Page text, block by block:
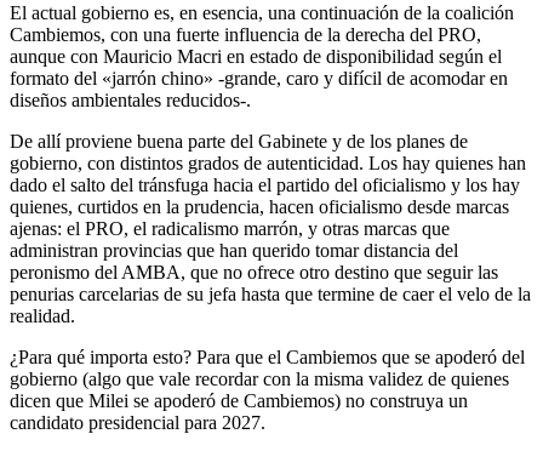
El actual gobierno es, en esencia, una continuación de la coalición
Cambiemos, con una fuerte influencia de la derecha del PRO,
aunque con Mauricio Macri en estado de disponibilidad según el
formato del «jarrón chino» -grande, caro y difícil de acomodar en
diseños ambientales reducidos-.
De allí proviene buena parte del Gabinete y de los planes de
gobierno, con distintos grados de autenticidad. Los hay quienes han
dado el salto del tránsfuga hacia el partido del oficialismo y los hay
quienes, curtidos en la prudencia, hacen oficialismo desde marcas
ajenas: el PRO, el radicalismo marrón, y otras marcas que
administran provincias que han querido tomar distancia del
peronismo del AMBA, que no ofrece otro destino que seguir las
penurias carcelarias de su jefa hasta que termine de caer el velo de la
realidad.
¿Para qué importa esto? Para que el Cambiemos que se apoderó del
gobierno (algo que vale recordar con la misma validez de quienes
dicen que Milei se apoderó de Cambiemos) no construya un
candidato presidencial para 2027.